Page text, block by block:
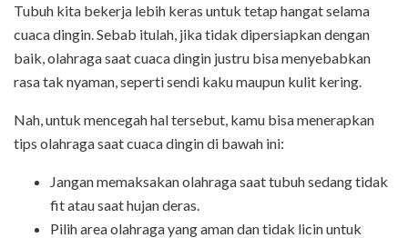
Tubuh kita bekerja lebih keras untuk tetap hangat selama
cuaca dingin. Sebab itulah, jika tidak dipersiapkan dengan
baik, olahraga saat cuaca dingin justru bisa menyebabkan
rasa tak nyaman, seperti sendi kaku maupun kulit kering.
Nah, untuk mencegah hal tersebut, kamu bisa menerapkan
tips olahraga saat cuaca dingin di bawah ini:
Jangan memaksakan olahraga saat tubuh sedang tidak
fit atau saat hujan deras.
Pilih area olahraga yang aman dan tidak licin untuk